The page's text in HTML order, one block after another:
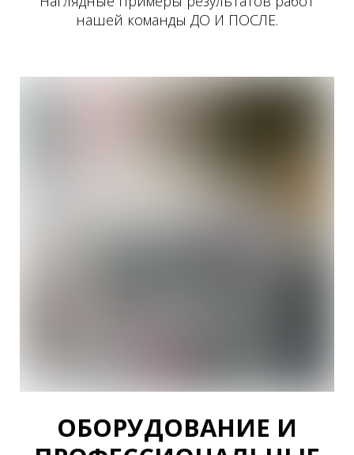
нашей команды ДО И ПОСЛЕ.
ОБОРУДОВАНИЕ И